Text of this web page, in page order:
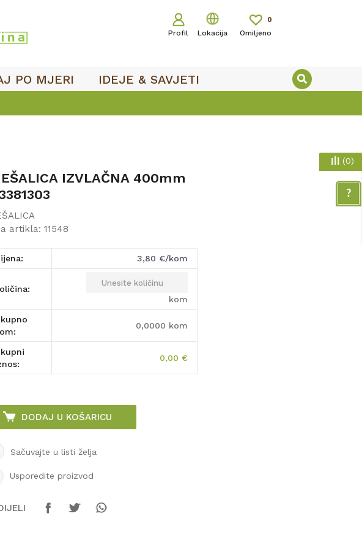
Profil Lokacija Omiljeno
0
PO MJERI IDEJE & SAVJETI
IZVLAČNA 400mm
artikla: 11548
Cijena: 3,80 €/kom
Količina:
kom
0,0000 kom
0,00 €
DODAJ U KOŠARICU
Sačuvajte u listi želja
Usporedite proizvod
(0)